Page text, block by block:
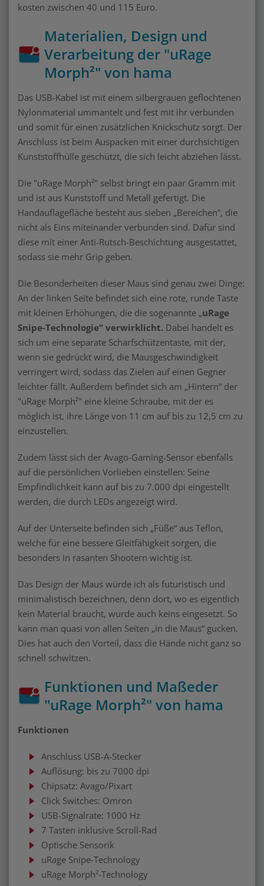
kosten zwischen 40 und 115 Euro.
Materialien, Design und
Verarbeitung der "uRage
Morph²" von hama
Das USB-Kabel ist mit einem silbergrauen geflochtenen
Nylonmaterial ummantelt und fest mit ihr verbunden
und somit für einen zusätzlichen Knickschutz sorgt. Der
Anschluss ist beim Auspacken mit einer durchsichtigen
Kunststoffhülle geschützt, die sich leicht abziehen lässt.
Die "uRage Morph²" selbst bringt ein paar Gramm mit
und ist aus Kunststoff und Metall gefertigt. Die
Handauflagefläche besteht aus sieben „Bereichen“, die
nicht als Eins miteinander verbunden sind. Dafür sind
diese mit einer Anti-Rutsch-Beschichtung ausgestattet,
sodass sie mehr Grip geben.
Die Besonderheiten dieser Maus sind genau zwei Dinge:
An der linken Seite befindet sich eine rote, runde Taste
mit kleinen Erhöhungen, die die sogenannte „uRage
Snipe-Technologie“ verwirklicht. Dabei handelt es
sich um eine separate Scharfschützentaste, mit der,
wenn sie gedrückt wird, die Mausgeschwindigkeit
verringert wird, sodass das Zielen auf einen Gegner
leichter fällt. Außerdem befindet sich am „Hintern“ der
"uRage Morph²" eine kleine Schraube, mit der es
möglich ist, ihre Länge von 11 cm auf bis zu 12,5 cm zu
einzustellen.
Zudem lässt sich der Avago-Gaming-Sensor ebenfalls
auf die persönlichen Vorlieben einstellen: Seine
Empfindlichkeit kann auf bis zu 7.000 dpi eingestellt
werden, die durch LEDs angezeigt wird.
Auf der Unterseite befinden sich „Füße“ aus Teflon,
welche für eine bessere Gleitfähigkeit sorgen, die
besonders in rasanten Shootern wichtig ist.
Das Design der Maus würde ich als futuristisch und
minimalistisch bezeichnen, denn dort, wo es eigentlich
kein Material braucht, wurde auch keins eingesetzt. So
kann man quasi von allen Seiten „in die Maus“ gucken.
Dies hat auch den Vorteil, dass die Hände nicht ganz so
schnell schwitzen.
Funktionen und Maßeder
"uRage Morph²" von hama
Funktionen
Anschluss USB-A-Stecker
Auflösung: bis zu 7000 dpi
Chipsatz: Avago/Pixart
Click Switches: Omron
USB-Signalrate: 1000 Hz
7 Tasten inklusive Scroll-Rad
Optische Sensorik
uRage Snipe-Technology
uRage Morph²-Technology